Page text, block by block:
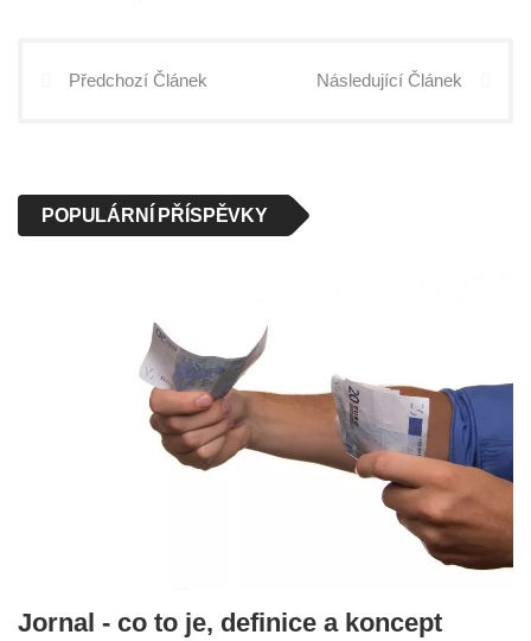
Předchozí Článek Následující Článek
POPULÁRNÍ PŘÍSPĚVKY
Jornal - co to je, definice a koncept